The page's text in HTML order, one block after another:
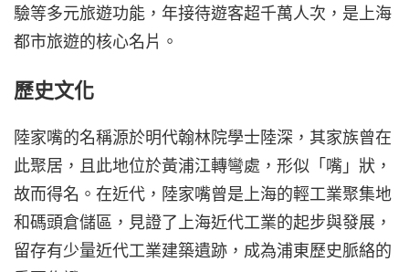
驗等多元旅遊功能，年接待遊客超千萬人次，是上海
都市旅遊的核心名片。
歷史文化
陸家嘴的名稱源於明代翰林院學士陸深，其家族曾在
此聚居，且此地位於黃浦江轉彎處，形似「嘴」狀，
故而得名。在近代，陸家嘴曾是上海的輕工業聚集地
和碼頭倉儲區，見證了上海近代工業的起步與發展，
留存有少量近代工業建築遺跡，成為浦東歷史脈絡的